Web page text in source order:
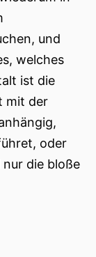
und
welches
ist die
mit der
oder
die bloße